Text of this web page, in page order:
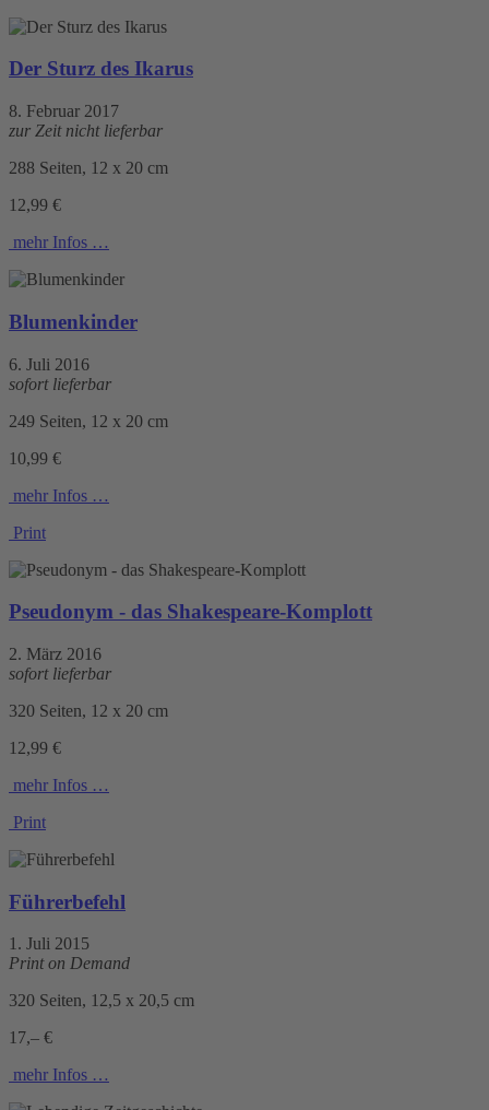
Der Sturz des Ikarus
8. Februar 2017
zur Zeit nicht lieferbar
288 Seiten, 12 x 20 cm
12,99 €
mehr Infos …
Blumenkinder
6. Juli 2016
sofort lieferbar
249 Seiten, 12 x 20 cm
10,99 €
mehr Infos …
Print
Pseudonym - das Shakespeare-Komplott
2. März 2016
sofort lieferbar
320 Seiten, 12 x 20 cm
12,99 €
mehr Infos …
Print
Führerbefehl
1. Juli 2015
Print on Demand
320 Seiten, 12,5 x 20,5 cm
17,– €
mehr Infos …